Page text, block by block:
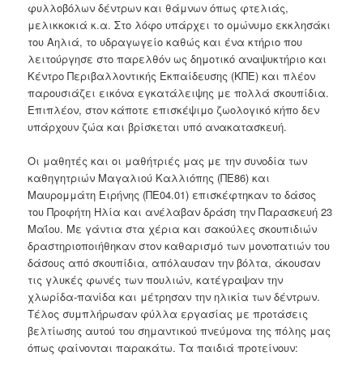
φυλλοβόλων δέντρων και θάμνων όπως φτελιάς,
μελικκοκιά κ.α. Στο λόφο υπάρχει το ομώνυμο εκκλησάκι
του Αηλιά, το υδραγωγείο καθώς και ένα κτήριο που
λειτούργησε στο παρελθόν ως δημοτικό αναψυκτήριο και
Κέντρο Περιβαλλοντικής Εκπαίδευσης (ΚΠΕ) και πλέον
παρουσιάζει εικόνα εγκατάλειψης με πολλά σκουπίδια.
Επιπλέον, στον κάποτε επισκέψιμο ζωολογικό κήπο δεν
υπάρχουν ζώα και βρίσκεται υπό ανακατασκευή.
Οι μαθητές και οι μαθήτριές μας με την συνοδία των
καθηγητριών Μαγαλιού Καλλιόπης (ΠΕ86) και
Μαυρομμάτη Ειρήνης (ΠΕ04.01) επισκέφτηκαν το δάσος
του Προφήτη Ηλία και ανέλαβαν δράση την Παρασκευή 23
Μαΐου. Με γάντια στα χέρια και σακούλες σκουπιδιών
δραστηριοποιήθηκαν στον καθαρισμό των μονοπατιών του
δάσους από σκουπίδια, απόλαυσαν την βόλτα, άκουσαν
τις γλυκές φωνές των πουλιών, κατέγραψαν την
χλωρίδα-πανίδα και μέτρησαν την ηλικία των δέντρων.
Τέλος συμπλήρωσαν φύλλα εργασίας με προτάσεις
βελτίωσης αυτού του σημαντικού πνεύμονα της πόλης μας
όπως φαίνονται παρακάτω. Τα παιδιά προτείνουν: